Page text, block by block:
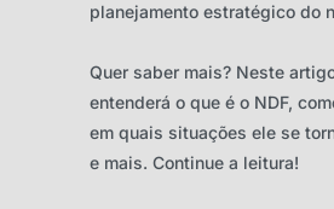
planejamento estratégico do
Quer saber mais? Neste
entenderá o que é o NDF,
em quais situações ele se
e mais. Continue a leitura!